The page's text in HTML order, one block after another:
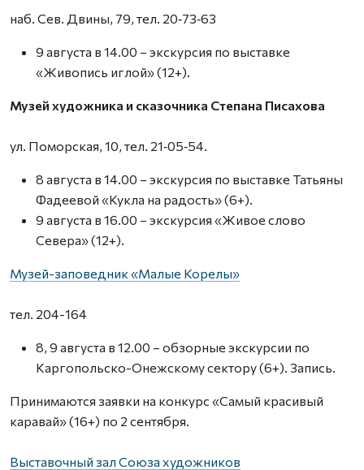
наб. Сев. Двины, 79, тел. 20‑73‑63
9 августа в 14.00 – экскурсия по выставке
«Живопись иглой» (12+).
Музей художника и сказочника Степана Писахова
ул. Поморская, 10, тел. 21‑05‑54.
8 августа в 14.00 – экскурсия по выставке Татьяны
Фадеевой «Кукла на радость» (6+).
9 августа в 16.00 – экскурсия «Живое слово
Севера» (12+).
Музей-заповедник «Малые Корелы»
тел. 204-164
8, 9 августа в 12.00 – обзорные экскурсии по
Каргопольско-Онежскому сектору (6+). Запись.
Принимаются заявки на конкурс «Самый красивый
каравай» (16+) по 2 сентября.
Выставочный зал Союза художников